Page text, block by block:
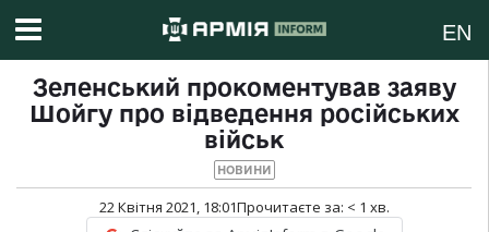
EN
Зеленський прокоментував заяву
Шойгу про відведення російських
військ
НОВИНИ
22 Квітня 2021, 18:01Прочитаєте за: < 1 хв.